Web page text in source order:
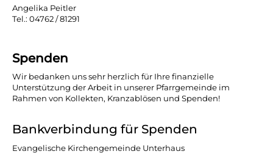
Angelika Peitler
Tel.: 04762 / 81291
Spenden
Wir bedanken uns sehr herzlich für Ihre finanzielle
Unterstützung der Arbeit in unserer Pfarrgemeinde im
Rahmen von Kollekten, Kranzablösen und Spenden!
Bankverbindung für Spenden
Evangelische Kirchengemeinde Unterhaus